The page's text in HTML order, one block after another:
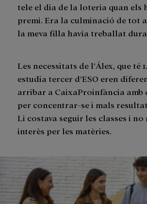
tele el dia de la loteria quan els
premi. Era la culminació de tot
la meva filla havia treballat
Les necessitats de l’Álex, que té
estudia tercer d’ESO eren
arribar a CaixaProinfància
per concentrar-se i mals
Li costava seguir les classes i no
interès per les matèries.